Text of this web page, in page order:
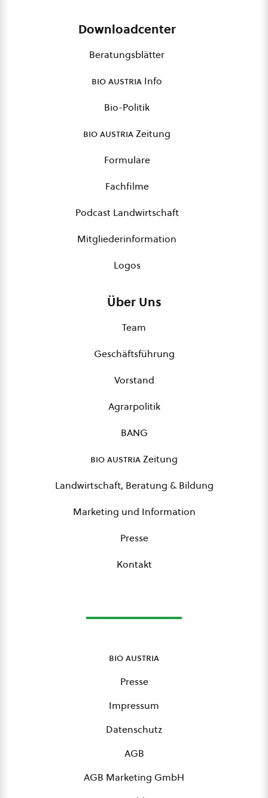
Downloadcenter
Beratungsblätter
bio austria Info
Bio-Politik
bio austriaZeitung
Formulare
Fachfilme
Podcast Landwirtschaft
Mitgliederinformation
Logos
Über Uns
Team
Geschäftsführung
Vorstand
Agrarpolitik
BANG
bio austriaZeitung
Landwirtschaft, Beratung & Bildung
Marketing und Information
Presse
Kontakt
bio austria
Presse
Impressum
Datenschutz
AGB
AGB Marketing GmbH